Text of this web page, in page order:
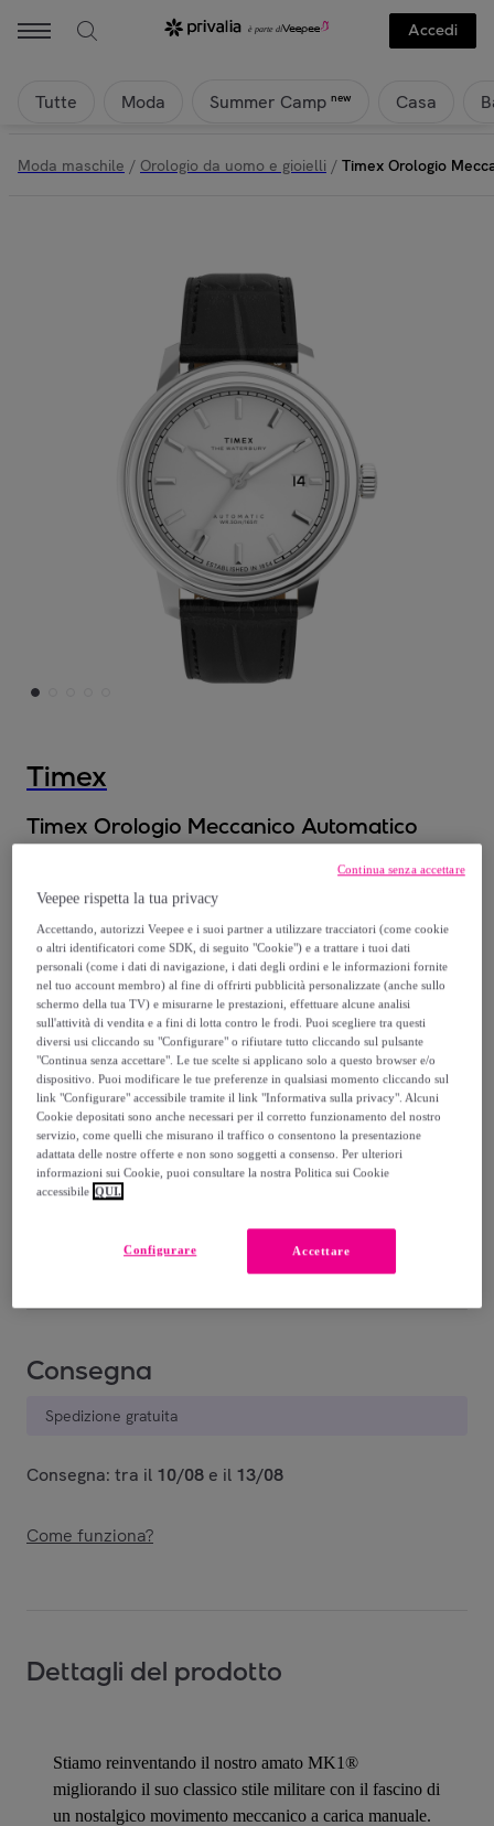
Accedi
Tutte Moda Summer Camp new Casa
Moda maschile / Orologio da uomo e gioielli / Timex Orologio
Timex
Timex Orologio Meccanico Automatico
179,40 €
299,00 €
-40%
Recupero del tuo vecchio prodotto possibile,
vedi le condizioni
Venduto daTIMEX GROUP
Ultimo prodotto
Consegna
Spedizione gratuita
Consegna: tra il 10/08 e il 13/08
Come funziona?
Dettagli del prodotto
Stiamo reinventando il nostro amato MK1®
migliorando il suo classico stile militare con il fascino di
un nostalgico movimento meccanico a carica manuale.
Veepee rispetta la tua privacy
Accettando, autorizzi Veepee e i suoi partner a utilizzare tracciatori (come cookie
o altri identificatori come SDK, di seguito "Cookie") e a trattare i tuoi dati
personali (come i dati di navigazione, i dati degli ordini e le informazioni fornite
nel tuo account membro) al fine di offrirti pubblicità personalizzate (anche sullo
schermo della tua TV) e misurarne le prestazioni, effettuare alcune analisi
sull'attività di vendita e a fini di lotta contro le frodi. Puoi scegliere tra questi
diversi usi cliccando su "Configurare" o rifiutare tutto cliccando sul pulsante
"Continua senza accettare". Le tue scelte si applicano solo a questo browser e/o
dispositivo. Puoi modificare le tue preferenze in qualsiasi momento cliccando sul
link "Configurare" accessibile tramite il link "Informativa sulla privacy". Alcuni
Cookie depositati sono anche necessari per il corretto funzionamento del nostro
servizio, come quelli che misurano il traffico o consentono la presentazione
adattata delle nostre offerte e non sono soggetti a consenso. Per ulteriori
informazioni sui Cookie, puoi consultare la nostra Politica sui Cookie
accessibile QUI.
Accettare
Configurare
Continua senza accettare